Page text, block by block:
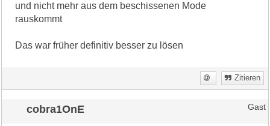
und nicht mehr aus dem beschissenen Mode
rauskommt
Das war früher definitiv besser zu lösen
Zitieren
cobra1OnE Gast